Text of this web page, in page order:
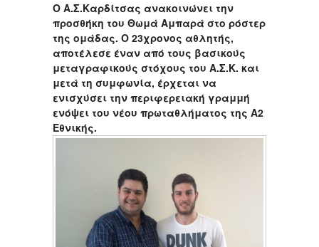
Ο Α.Σ.Καρδίτσας ανακοινώνει την
προσθήκη του Θωμά Αμπαρά στο ρόστερ
της ομάδας. Ο 23χρονος αθλητής,
αποτέλεσε έναν από τους βασικούς
μεταγραφικούς στόχους του Α.Σ.Κ. και
μετά τη συμφωνία, έρχεται να
ενισχύσει την περιφερειακή γραμμή
ενόψει του νέου πρωταθλήματος της Α2
Εθνικής.